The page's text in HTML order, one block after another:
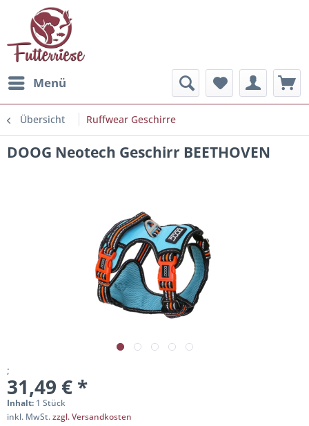
Menü
Übersicht Ruffwear Geschirre
DOOG Neotech Geschirr BEETHOVEN
;
31,49 € *
Inhalt: 1 Stück
inkl. MwSt.zzgl. Versandkosten